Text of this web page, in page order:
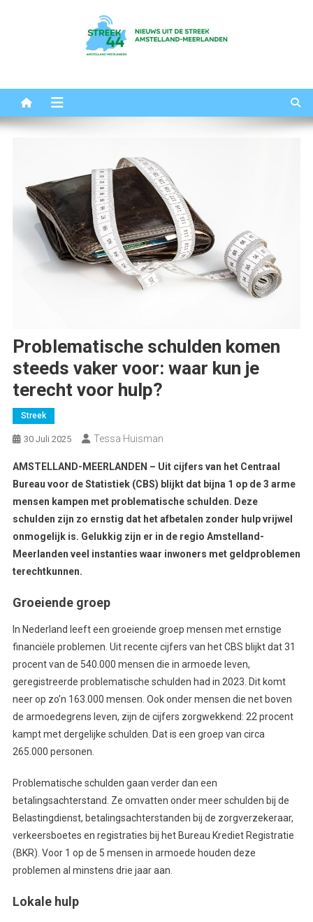
Problematische schulden komen
steeds vaker voor: waar kun je
terecht voor hulp?
Streek
30 Juli 2025 Tessa Huisman
AMSTELLAND-MEERLANDEN – Uit cijfers van het Centraal
Bureau voor de Statistiek (CBS) blijkt dat bijna 1 op de 3 arme
mensen kampen met problematische schulden. Deze
schulden zijn zo ernstig dat het afbetalen zonder hulp vrijwel
onmogelijk is. Gelukkig zijn er in de regio Amstelland-
Meerlanden veel instanties waar inwoners met geldproblemen
terechtkunnen.
Groeiende groep
In Nederland leeft een groeiende groep mensen met ernstige
financiële problemen. Uit recente cijfers van het CBS blijkt dat 31
procent van de 540.000 mensen die in armoede leven,
geregistreerde problematische schulden had in 2023. Dit komt
neer op zo’n 163.000 mensen. Ook onder mensen die net boven
de armoedegrens leven, zijn de cijfers zorgwekkend: 22 procent
kampt met dergelijke schulden. Dat is een groep van circa
265.000 personen.
Problematische schulden gaan verder dan een
betalingsachterstand. Ze omvatten onder meer schulden bij de
Belastingdienst, betalingsachterstanden bij de zorgverzekeraar,
verkeersboetes en registraties bij het Bureau Krediet Registratie
(BKR). Voor 1 op de 5 mensen in armoede houden deze
problemen al minstens drie jaar aan.
Lokale hulp